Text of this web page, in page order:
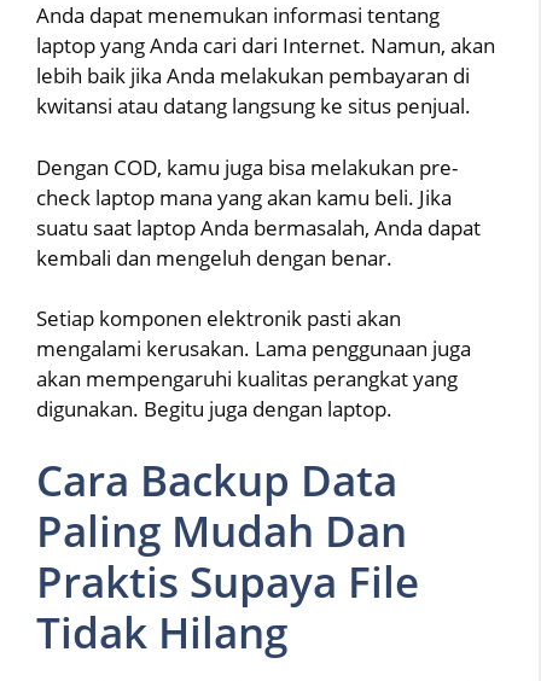
Anda dapat menemukan informasi tentang
laptop yang Anda cari dari Internet. Namun, akan
lebih baik jika Anda melakukan pembayaran di
kwitansi atau datang langsung ke situs penjual.
Dengan COD, kamu juga bisa melakukan pre-
check laptop mana yang akan kamu beli. Jika
suatu saat laptop Anda bermasalah, Anda dapat
kembali dan mengeluh dengan benar.
Setiap komponen elektronik pasti akan
mengalami kerusakan. Lama penggunaan juga
akan mempengaruhi kualitas perangkat yang
digunakan. Begitu juga dengan laptop.
Cara Backup Data
Paling Mudah Dan
Praktis Supaya File
Tidak Hilang